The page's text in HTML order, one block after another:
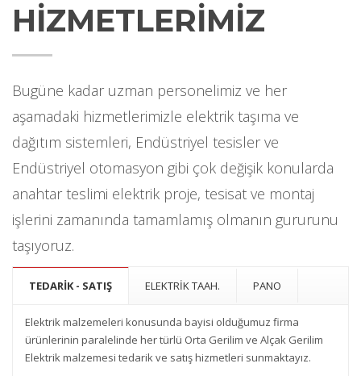
HİZMETLERİMİZ
Bugüne kadar uzman personelimiz ve her
aşamadaki hizmetlerimizle elektrik taşıma ve
dağıtım sistemleri, Endüstriyel tesisler ve
Endüstriyel otomasyon gibi çok değişik konularda
anahtar teslimi elektrik proje, tesisat ve montaj
işlerini zamanında tamamlamış olmanın gururunu
taşıyoruz.
TEDARİK - SATIŞ ELEKTRİK TAAH. PANO
Elektrik malzemeleri konusunda bayisi olduğumuz firma
ürünlerinin paralelinde her türlü Orta Gerilim ve Alçak Gerilim
Elektrik malzemesi tedarik ve satış hizmetleri sunmaktayız.